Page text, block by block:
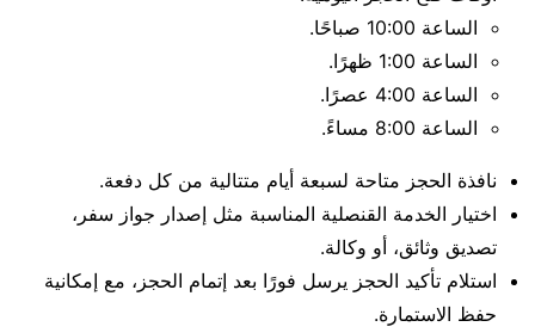
الساعة 10:00 صباحًا.
الساعة 1:00 ظهرًا.
الساعة 4:00 عصرًا.
الساعة 8:00 مساءً.
نافذة الحجز متاحة لسبعة أيام متتالية من كل دفعة.
اختيار الخدمة القنصلية المناسبة مثل إصدار جواز سفر،
تصديق وثائق، أو وكالة.
استلام تأكيد الحجز يرسل فورًا بعد إتمام الحجز، مع إمكانية
حفظ الاستمارة.